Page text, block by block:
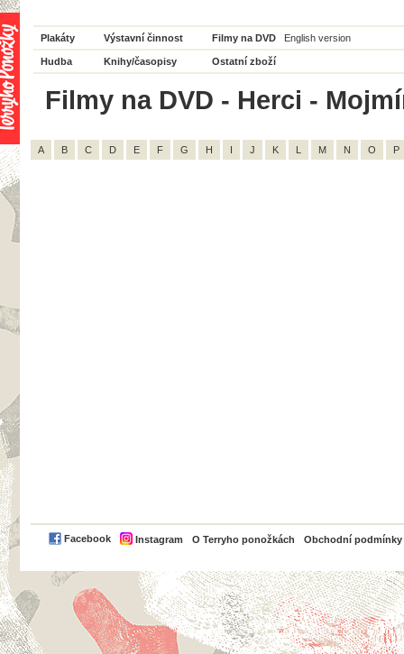
Plakáty Výstavní činnost Filmy na DVD English version
Hudba Knihy/časopisy Ostatní zboží
Filmy na DVD - Herci -
A B C D E F G H I J K L M N O P
Facebook Instagram O Terryho ponožkách Obchodní podmínky
PayPal